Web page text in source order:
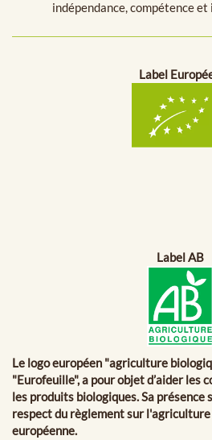
indépendance, compétence
Label
Label AB
Le logo européen "agriculture
"Eurofeuille", a pour objet d’aider les
les produits biologiques. Sa présence
respect du règlement sur
européenne.